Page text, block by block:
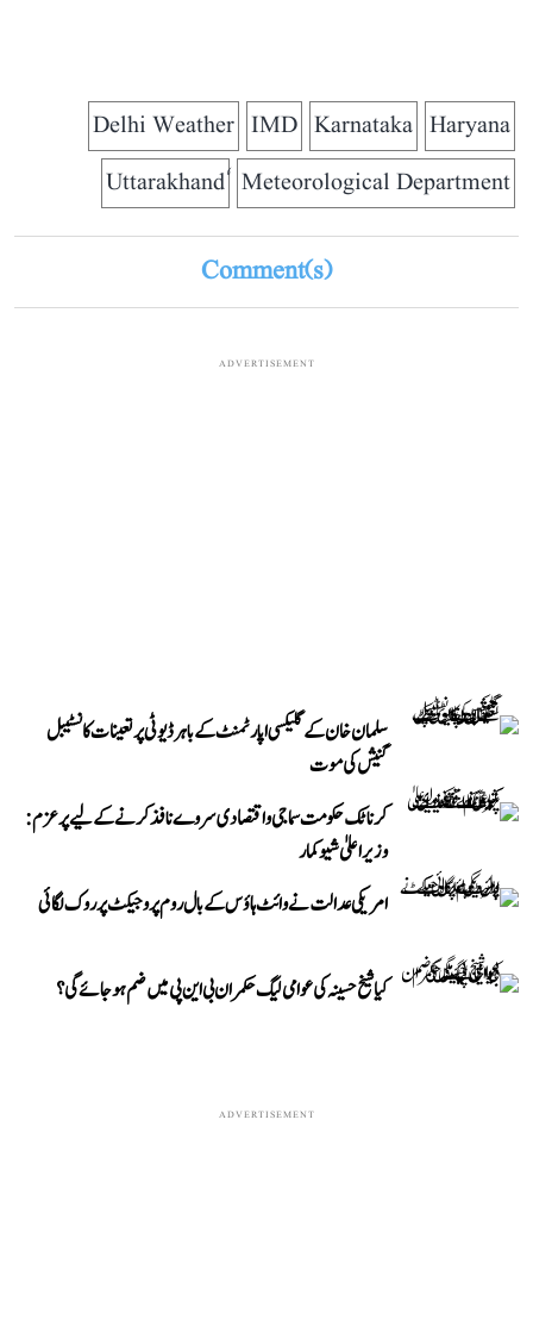
Haryana
Karnataka
IMD
Delhi Weather
Meteorological Department
Comment(s)
ADVERTISEMENT
سلمان خان کے گلیکسی اپارٹمنٹ کے باہر ڈیوٹی پر تعینات کانسٹیبل
گنیش کی موت
کرناٹک حکومت سماجی و اقتصادی سروے نافذ کرنے کے لیے پرعزم:
وزیر اعلیٰ شیوکمار
امریکی عدالت نے وائٹ ہاؤس کے بال روم پروجیکٹ پر روک لگائی
کیا شیخ حسینہ کی عوامی لیگ حکمران بی این پی میں ضم ہو جائے گی؟
ADVERTISEMENT